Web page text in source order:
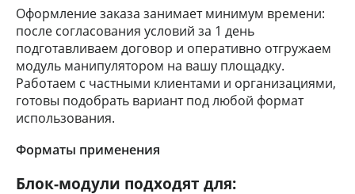
Оформление заказа занимает минимум времени:
после согласования условий за 1 день
подготавливаем договор и оперативно отгружаем
модуль манипулятором на вашу площадку.
Работаем с частными клиентами и организациями,
готовы подобрать вариант под любой формат
использования.
Форматы применения
Блок-модули подходят для: